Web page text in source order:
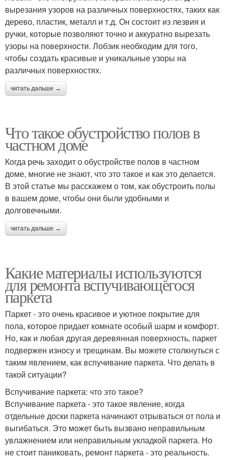
вырезания узоров на различных поверхностях, таких как
дерево, пластик, металл и т.д. Он состоит из лезвия и
ручки, которые позволяют точно и аккуратно вырезать
узоры на поверхности. Лобзик необходим для того,
чтобы создать красивые и уникальные узоры на
различных поверхностях.
читать дальше →
Что такое обустройство полов в
частном доме
Когда речь заходит о обустройстве полов в частном
доме, многие не знают, что это такое и как это делается.
В этой статье мы расскажем о том, как обустроить полы
в вашем доме, чтобы они были удобными и
долговечными.
читать дальше →
Какие материалы используются
для ремонта вспучивающегося
паркета
Паркет - это очень красивое и уютное покрытие для
пола, которое придает комнате особый шарм и комфорт.
Но, как и любая другая деревянная поверхность, паркет
подвержен износу и трещинам. Вы можете столкнуться с
таким явлением, как вспучивание паркета. Что делать в
такой ситуации?
Вспучивание паркета: что это такое?
Вспучивание паркета - это такое явление, когда
отдельные доски паркета начинают отрываться от пола и
выгибаться. Это может быть вызвано неправильным
увлажнением или неправильным укладкой паркета. Но
не стоит паниковать, ремонт паркета - это реальность.